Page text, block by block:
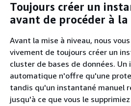
Toujours créer un
avant de procéder à la
Avant la mise à niveau, nous
vivement de toujours créer un
cluster de bases de données. Un
automatique n'offre qu'une
tandis qu'un instantané manuel
jusqu'à ce que vous le